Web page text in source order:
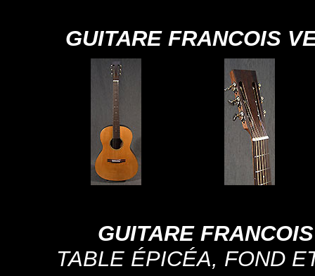
GUITARE FRANCOIS
GUITARE
TABLE ÉPICÉA, FOND